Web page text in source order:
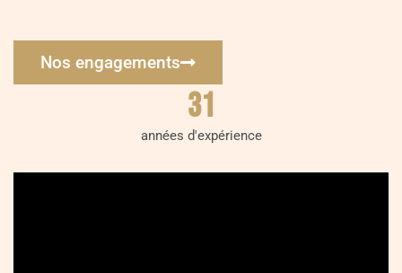
Nos engagements
années d'expérience
31